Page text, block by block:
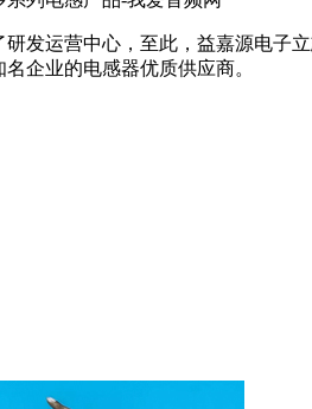
发运营中心，至此，益嘉源电
企业的电感器优质供应商。